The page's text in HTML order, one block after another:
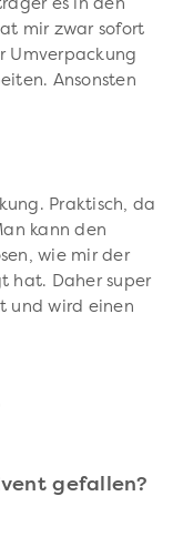
es in den
mir zwar sofort
Umverpackung
Ansonsten
Praktisch, da
kann den
wie mir der
hat. Daher super
und wird einen
gefallen?